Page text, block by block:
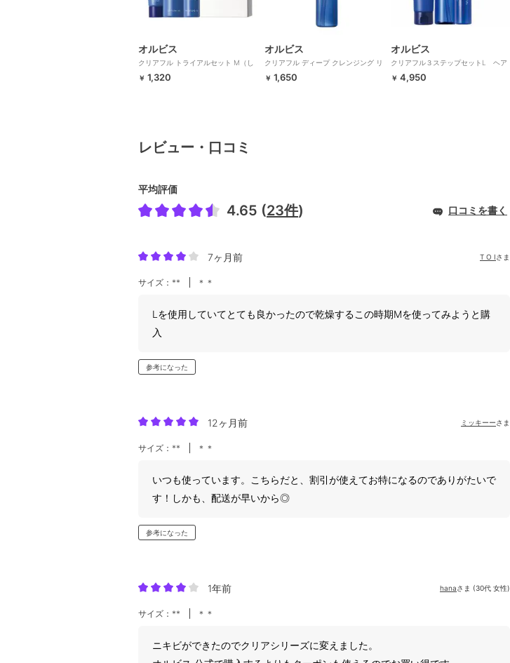
オルビス
クリアフル トライアルセット M（し
っとりタイプ） 医薬部外品
￥ 1,320
オルビス
クリアフル ディープ クレンジング リ
キッド ボトル入り 150ｍL 医薬部外
￥ 1,650
オルビス
クリアフル３ステップセットL ヘア
バンド付 医薬部外品
￥ 4,950
レビュー・口コミ
平均評価
4.65 (23件) 口コミを書く
7ヶ月前 T O Iさま
サイズ：** ＊＊
Lを使用していてとても良かったので乾燥するこの時期Mを使ってみようと購
入
参考になった
12ヶ月前 ミッキーーさま
サイズ：** ＊＊
いつも使っています。こちらだと、割引が使えてお特になるのでありがたいで
す！しかも、配送が早いから◎
参考になった
1年前 hanaさま (30代 女性)
サイズ：** ＊＊
ニキビができたのでクリアシリーズに変えました。